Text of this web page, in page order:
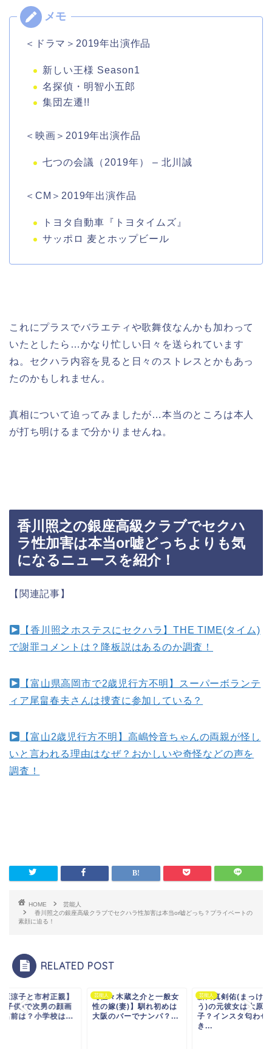
＜ドラマ＞2019年出演作品
新しい王様 Season1
名探偵・明智小五郎
集団左遷!!
＜映画＞2019年出演作品
七つの会議（2019年） – 北川誠
＜CM＞2019年出演作品
トヨタ自動車『トヨタイムズ』
サッポロ 麦とホップビール
これにプラスでバラエティや歌舞伎なんかも加わって
いたとしたら…かなり忙しい日々を送られています
ね。セクハラ内容を見ると日々のストレスとかもあっ
たのかもしれません。
真相について迫ってみましたが…本当のところは本人
が打ち明けるまで分かりませんね。
香川照之の銀座高級クラブでセクハ
ラ性加害は本当or嘘どっちよりも気
になるニュースを紹介！
【関連記事】
【香川照之ホステスにセクハラ】THE TIME(タイム)
で謝罪コメントは？降板説はあるのか調査！
【富山県高岡市で2歳児行方不明】スーパーボランテ
ィア尾畠春夫さんは捜査に参加している？
【富山2歳児行方不明】高嶋怜音ちゃんの両親が怪し
いと言われる理由はなぜ？おかしいや奇怪などの声を
調査！
HOME
芸能人
香川照之の銀座高級クラブでセクハラ性加害は本当or嘘どっち？プライベートの
素顔に迫る！
RELATED POST
々木蔵之介と一般女
嫁(妻)】馴れ初めは
のバーでナンパ？...
芸能人
新田真剣佑(まっけんゆ
う)の元彼女は大原櫻
子？インスタ匂わせや付
芸能人
【篠原涼子と市村正
息子(子供)で次男の
像や名前は？小学校